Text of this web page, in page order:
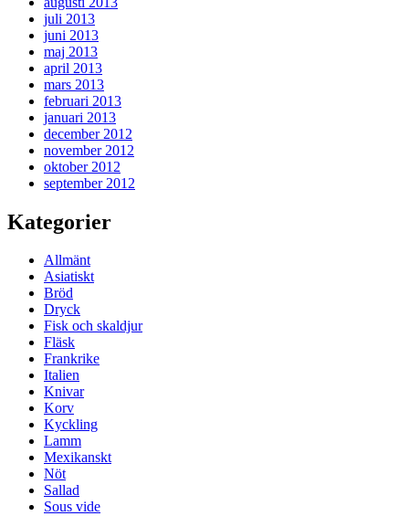
juli 2013
juni 2013
maj 2013
april 2013
mars 2013
februari 2013
januari 2013
december 2012
november 2012
oktober 2012
september 2012
Kategorier
Allmänt
Asiatiskt
Bröd
Dryck
Fisk och skaldjur
Fläsk
Frankrike
Italien
Knivar
Korv
Kyckling
Lamm
Mexikanskt
Nöt
Sallad
Sous vide